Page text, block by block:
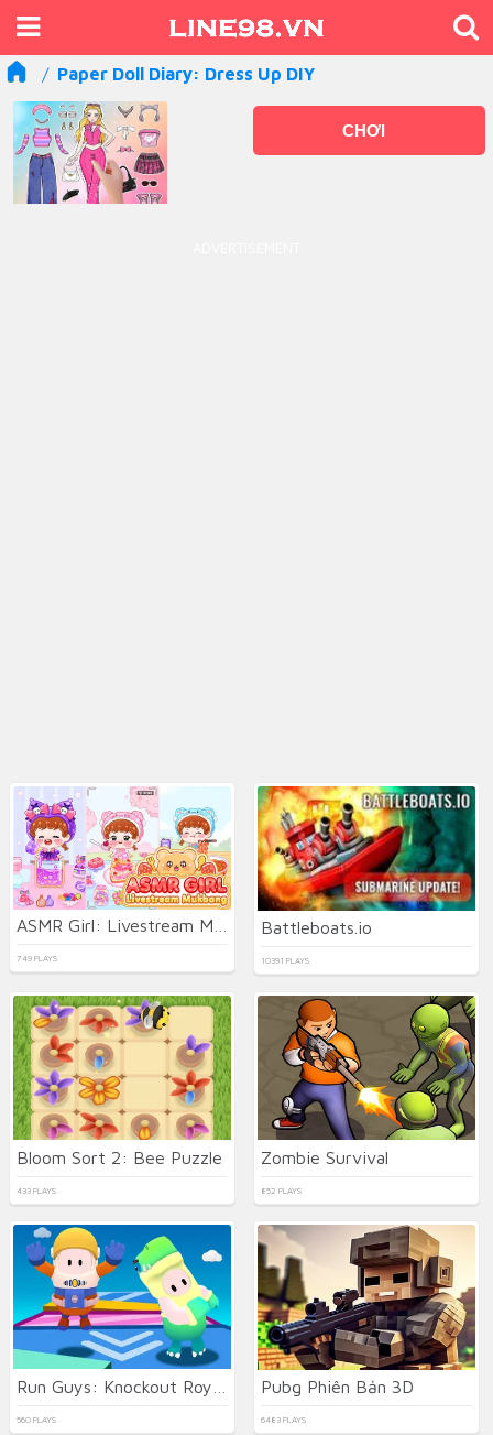
Paper Doll Diary: Dress Up DIY
CHƠI
749 PLAYS
Battleboats.io
10391 PLAYS
Bloom Sort 2: Bee Puzzle
433 PLAYS
Zombie Survival
852 PLAYS
560 PLAYS
Pubg Phiên Bản 3D
6483 PLAYS